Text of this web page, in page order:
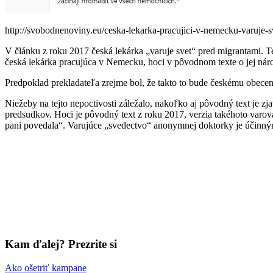
http://svobodnenoviny.eu/ceska-lekarka-pracujici-v-nemecku-varuje-
V článku z roku 2017 česká lekárka „varuje svet“ pred migrantami.
česká lekárka pracujúca v Nemecku, hoci v pôvodnom texte o jej
Predpoklad prekladateľa zrejme bol, že takto to bude českému
Niežeby na tejto nepoctivosti záležalo, nakoľko aj pôvodný text je
predsudkov. Hoci je pôvodný text z roku 2017, verzia takéhoto
pani povedala“. Varujúce „svedectvo“ anonymnej doktorky je
Kam ďalej? Prezrite si
Ako ošetriť kampane